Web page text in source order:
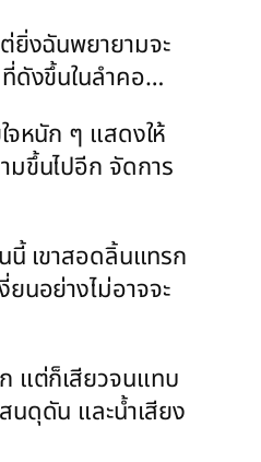
ยิ่งฉันพยายามจะ
ที่ดังขึ้นในลำคอ…
จหนัก ๆ แสดงให้
มขึ้นไปอีก จัดการ
นี้ เขาสอดลิ้นแทรก
นอย่างไม่อาจจะ
แต่ก็เสียวจนแทบ
นดุดัน และน้ำเสียง